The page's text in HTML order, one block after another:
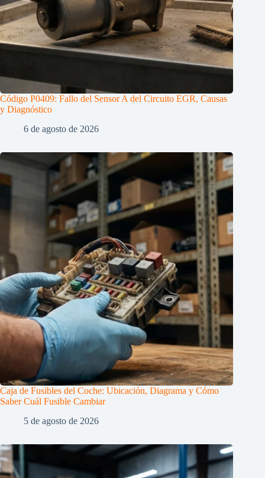
Código P0409: Fallo del Sensor A del Circuito EGR, Causas
y Diagnóstico
6 de agosto de 2026
Caja de Fusibles del Coche: Ubicación, Diagrama y Cómo
Saber Cuál Fusible Cambiar
5 de agosto de 2026